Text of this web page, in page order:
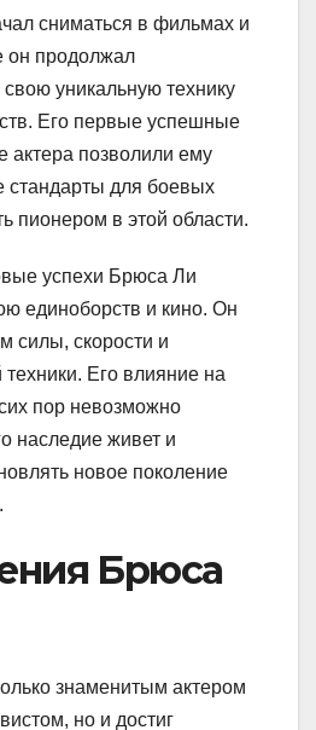
сниматься в фильмах и
он продолжал
уникальную технику
Его первые успешные
актера позволили ему
стандарты для боевых
пионером в этой области.
успехи Брюса Ли
единоборств и кино. Он
силы, скорости и
Его влияние на
пор невозможно
наследие живет и
новое поколение
Брюса
знаменитым актером
но и достиг